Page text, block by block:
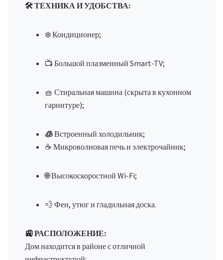
🛠️ ТЕХНИКА И УДОБСТВА:
❄️ Кондиционер;
📺 Большой плазменный Smart-TV;
🧺 Стиральная машина (скрыта в кухонном
гарнитуре);
🧊Встроенный холодильник;
☕ Микроволновая печь и электрочайник;
🌐 Высокоскоростной Wi-Fi;
💨 Фен, утюг и гладильная доска.
🚉 РАСПОЛОЖЕНИЕ:
Дом находится в районе с отличной